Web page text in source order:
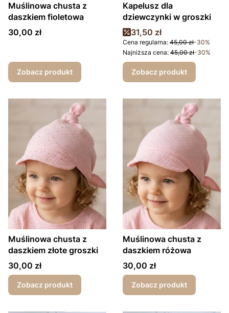
Muślinowa chusta z
daszkiem fioletowa
Cena
30,00 zł
Zobacz produkt
Kapelusz dla
dziewczynki w groszki
Cena promocyjna
31,50 zł
Cena regularna: 45,00 zł-30%
Najniższa cena: 45,00 zł-30%
Zobacz produkt
Muślinowa chusta z
daszkiem złote groszki
Cena
30,00 zł
Zobacz produkt
Muślinowa chusta z
daszkiem różowa
Cena
30,00 zł
Zobacz produkt